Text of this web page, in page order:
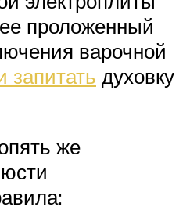
проложенный
варочной
духовку
же